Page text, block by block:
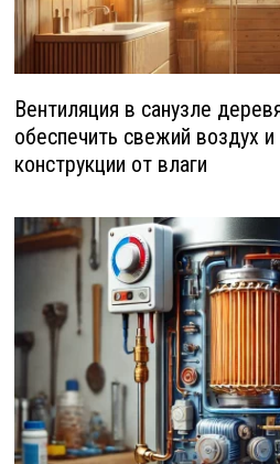
Вентиляция в санузле
обеспечить свежий воздух
конструкции от влаги